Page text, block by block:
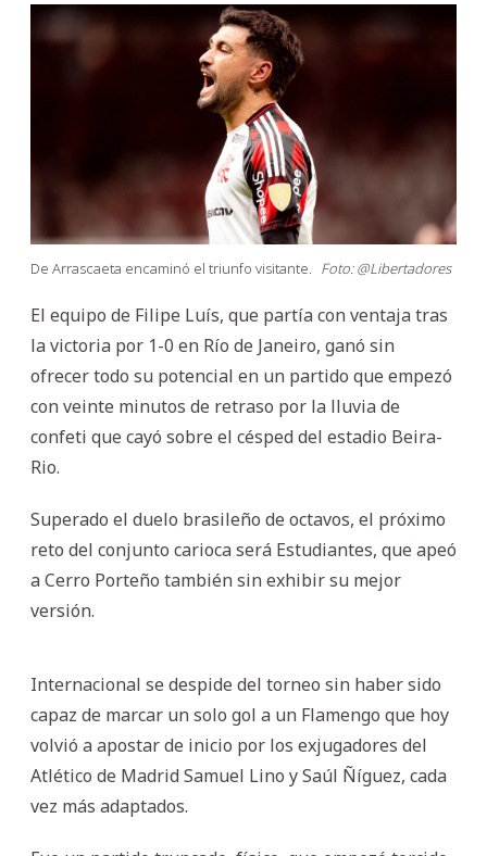
De Arrascaeta encaminó el triunfo visitante. Foto: @Libertadores
El equipo de Filipe Luís, que partía con ventaja tras
la victoria por 1-0 en Río de Janeiro, ganó sin
ofrecer todo su potencial en un partido que empezó
con veinte minutos de retraso por la lluvia de
confeti que cayó sobre el césped del estadio Beira-
Rio.
Superado el duelo brasileño de octavos, el próximo
reto del conjunto carioca será Estudiantes, que apeó
a Cerro Porteño también sin exhibir su mejor
versión.
Internacional se despide del torneo sin haber sido
capaz de marcar un solo gol a un Flamengo que hoy
volvió a apostar de inicio por los exjugadores del
Atlético de Madrid Samuel Lino y Saúl Ñíguez, cada
vez más adaptados.